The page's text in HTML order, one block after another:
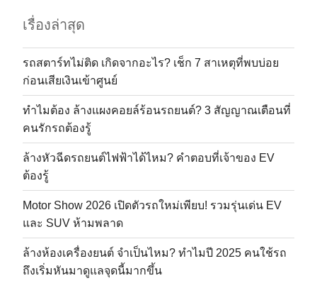
เรื่องล่าสุด
รถสตาร์ทไม่ติด เกิดจากอะไร? เช็ก 7 สาเหตุที่พบบ่อย
ก่อนเสียเงินเข้าศูนย์
ทำไมต้อง ล้างแผงคอยล์ร้อนรถยนต์? 3 สัญญาณเตือนที่
คนรักรถต้องรู้
ล้างหัวฉีดรถยนต์ไฟฟ้าได้ไหม? คำตอบที่เจ้าของ EV
ต้องรู้
Motor Show 2026 เปิดตัวรถใหม่เพียบ! รวมรุ่นเด่น EV
และ SUV ห้ามพลาด
ล้างห้องเครื่องยนต์ จำเป็นไหม? ทำไมปี 2025 คนใช้รถ
ถึงเริ่มหันมาดูแลจุดนี้มากขึ้น